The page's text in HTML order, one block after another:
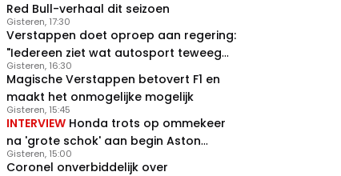
Red Bull-verhaal dit seizoen
Verstappen doet oproep aan regering:
"Iedereen ziet wat autosport teweeg
brengt"
Gisteren, 17:30
Magische Verstappen betovert F1 en
maakt het onmogelijke mogelijk
Gisteren, 16:30
INTERVIEW Honda trots op ommekeer
na 'grote schok' aan begin Aston
Martin-avontuur
Gisteren, 15:45
Coronel onverbiddelijk over
Gisteren, 15:00